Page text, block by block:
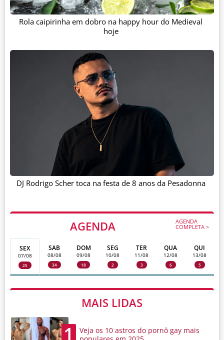
AGENDA AGENDA
COMPLETA >
SEX
07/08
25
SAB
08/08
34
DOM
09/08
18
SEG
10/08
2
TER
11/08
3
QUA
12/08
6
QUI
13/08
5
MAIS LIDAS
1
Veja os 10 astros do pornô gay mais
Rola caipirinha em dobro na happy hour do Medieval
hoje
DJ Rodrigo Scher toca na festa de 8 anos da Pesadonna